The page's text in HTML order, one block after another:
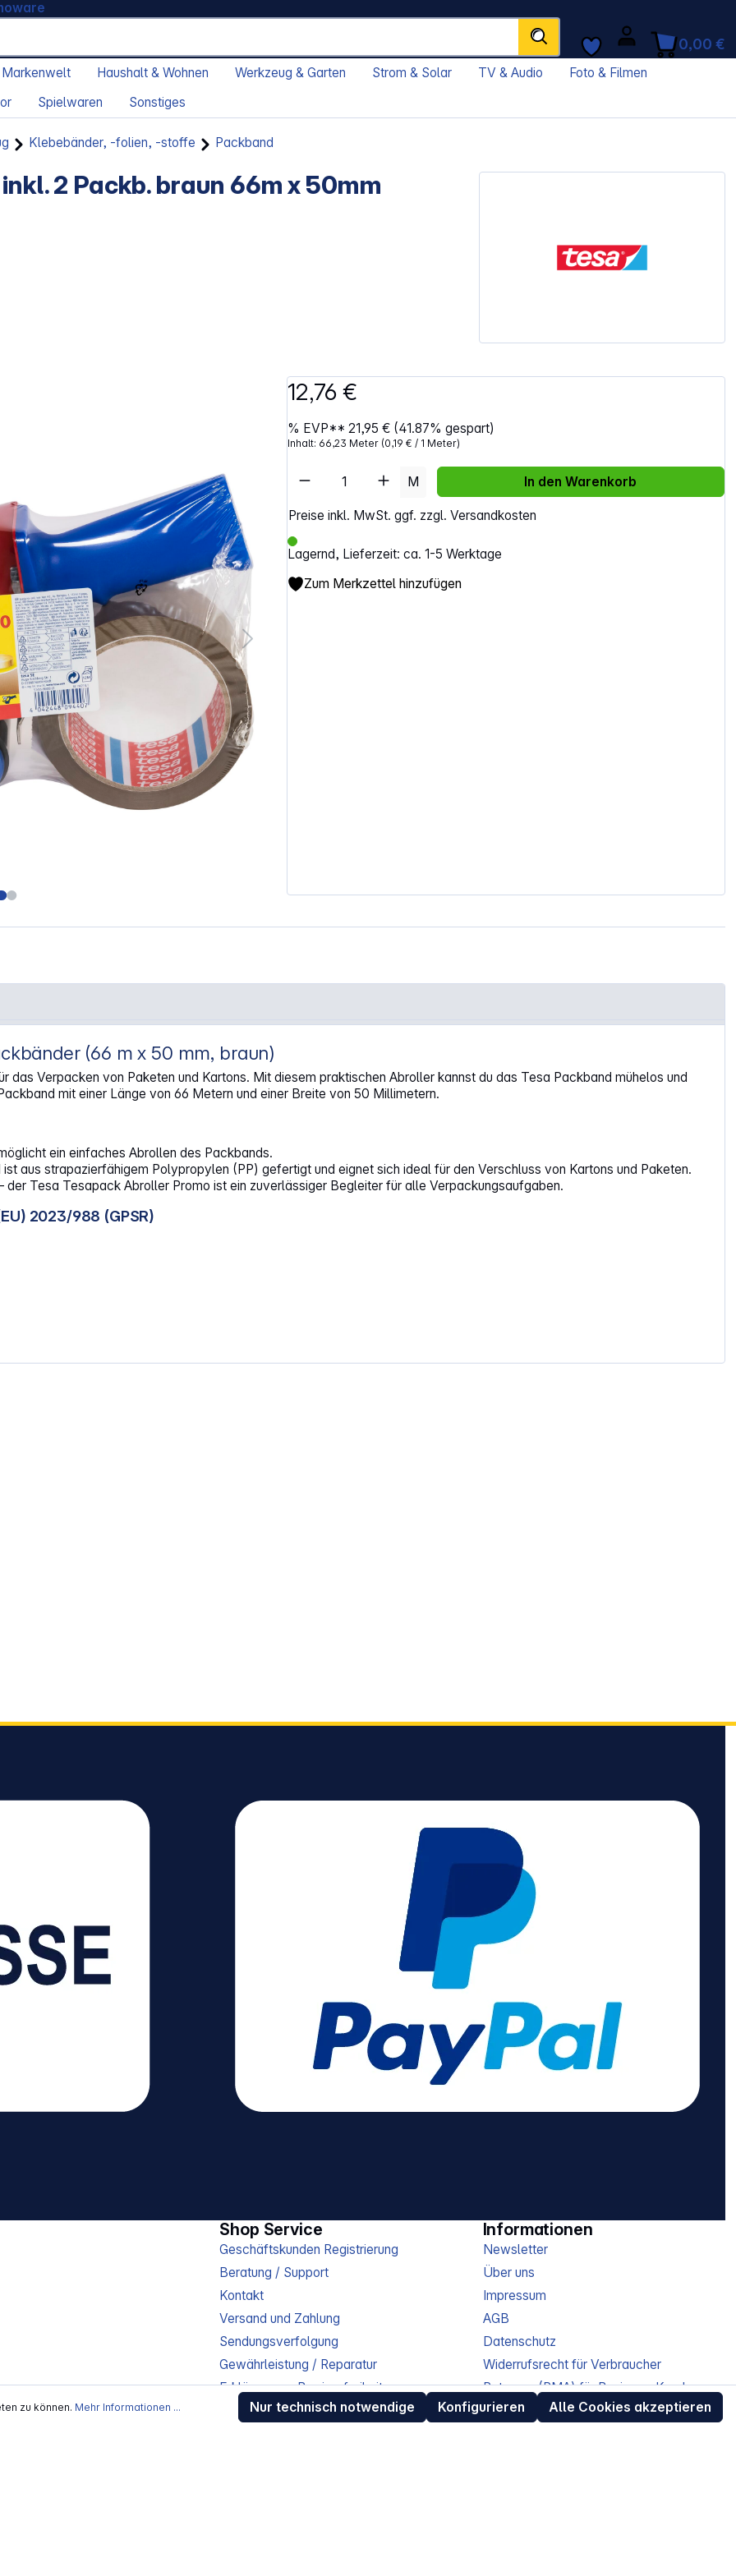
0,00 €
Haushalt & Wohnen Werkzeug & Garten Strom & Solar TV & Audio
Foto & Filmen
Spielwaren Sonstiges
Klebebänder, -folien, -stoffe Packband
2 Packb. braun 66m x 50mm
12,76 €
% EVP**21,95 € (41.87% gespart)
Inhalt: 66,23 Meter (0,19 € / 1 Meter)
Preise inkl. MwSt. ggf. zzgl. Versandkosten
Lagernd, Lieferzeit: ca. 1-5 Werktage
Artikel Anzahl: Gib den gewünschten Wert ein
M In den Warenkorb
Zum Merkzettel hinzufügen
Packb. braun 66m x 50mm"
(66 m x 50 mm, braun)
das Verpacken von Paketen und Kartons. Mit diesem praktischen Abroller kannst du das Tesa Packband mühelos und
mit einer Länge von 66 Metern und einer Breite von 50 Millimetern.
ein einfaches Abrollen des Packbands.
aus strapazierfähigem Polypropylen (PP) gefertigt und eignet sich ideal für den Verschluss von Kartons und Paketen.
der Tesa Tesapack Abroller Promo ist ein zuverlässiger Begleiter für alle Verpackungsaufgaben.
2023/988 (GPSR)
Shop Service
Geschäftskunden Registrierung
Beratung / Support
Kontakt
Versand und Zahlung
Sendungsverfolgung
Gewährleistung / Reparatur
Erklärung zur Barrierefreiheit
Download-Center
Informationen
Newsletter
Über uns
Impressum
AGB
Datenschutz
Widerrufsrecht für Verbraucher
Retouren (RMA) für Business-Kunden
Entsorgungshinweise /
Altgeräterücknahme
zu können. Mehr Informationen ... Nur technisch notwendige Konfigurieren Alle Cookies akzeptieren